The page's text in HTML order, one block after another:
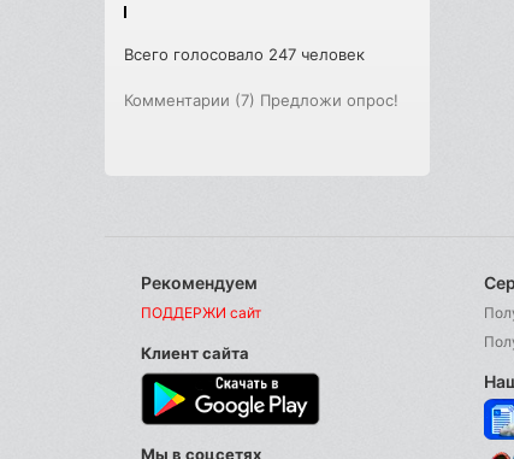
Всего голосовало 247 человек
Комментарии (7) Предложи опрос!
Рекомендуем
ПОДДЕРЖИ сайт
Клиент сайта
Мы в соцсетях